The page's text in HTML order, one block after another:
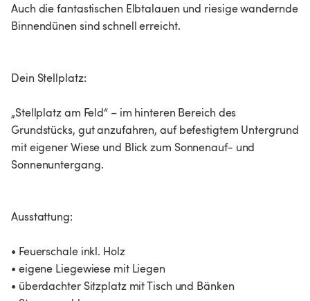
Auch die fantastischen Elbtalauen und riesige wandernde
Binnendünen sind schnell erreicht.
Dein Stellplatz:
„Stellplatz am Feld“ – im hinteren Bereich des
Grundstücks, gut anzufahren, auf befestigtem Untergrund
mit eigener Wiese und Blick zum Sonnenauf- und
Sonnenuntergang.
Ausstattung:
• Feuerschale inkl. Holz
• eigene Liegewiese mit Liegen
• überdachter Sitzplatz mit Tisch und Bänken